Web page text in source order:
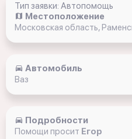
Тип заявки: Автопомощь
Местоположение
Московская область,
Автомобиль
Ваз
Подробности
Помощи просит Егор